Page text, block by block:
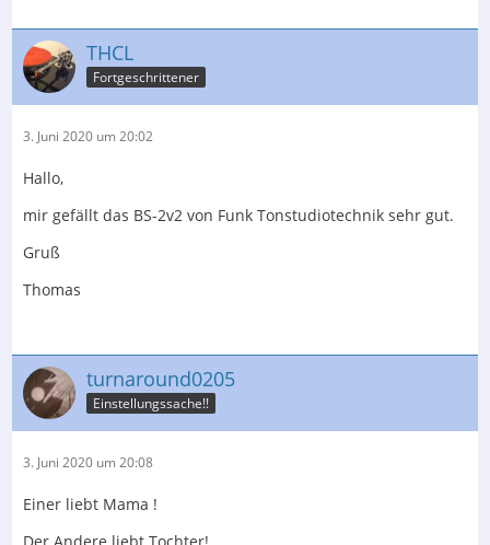
THCL
Fortgeschrittener
3. Juni 2020 um 20:02
Hallo,
mir gefällt das BS-2v2 von Funk Tonstudiotechnik sehr gut.
Gruß
Thomas
turnaround0205
Einstellungssache!!
3. Juni 2020 um 20:08
Einer liebt Mama !
Der Andere liebt Tochter!